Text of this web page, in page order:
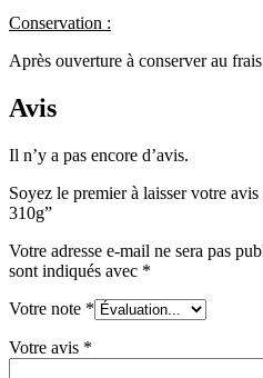
Conservation :
Après ouverture à conserver au
Avis
Il n’y a pas encore d’avis.
Soyez le premier à laisser votre
310g”
Votre adresse e-mail ne sera pas
sont indiqués avec *
Votre note *
Votre avis *